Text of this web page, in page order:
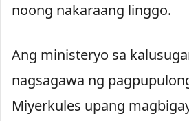
noong nakaraang linggo.
Ang ministeryo sa
nagsagawa ng
Miyerkules upang